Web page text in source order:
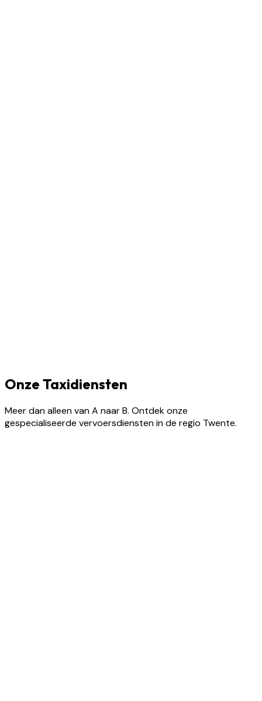
Onze Taxidiensten
Meer dan alleen van A naar B. Ontdek onze
gespecialiseerde vervoersdiensten in de regio Twente.